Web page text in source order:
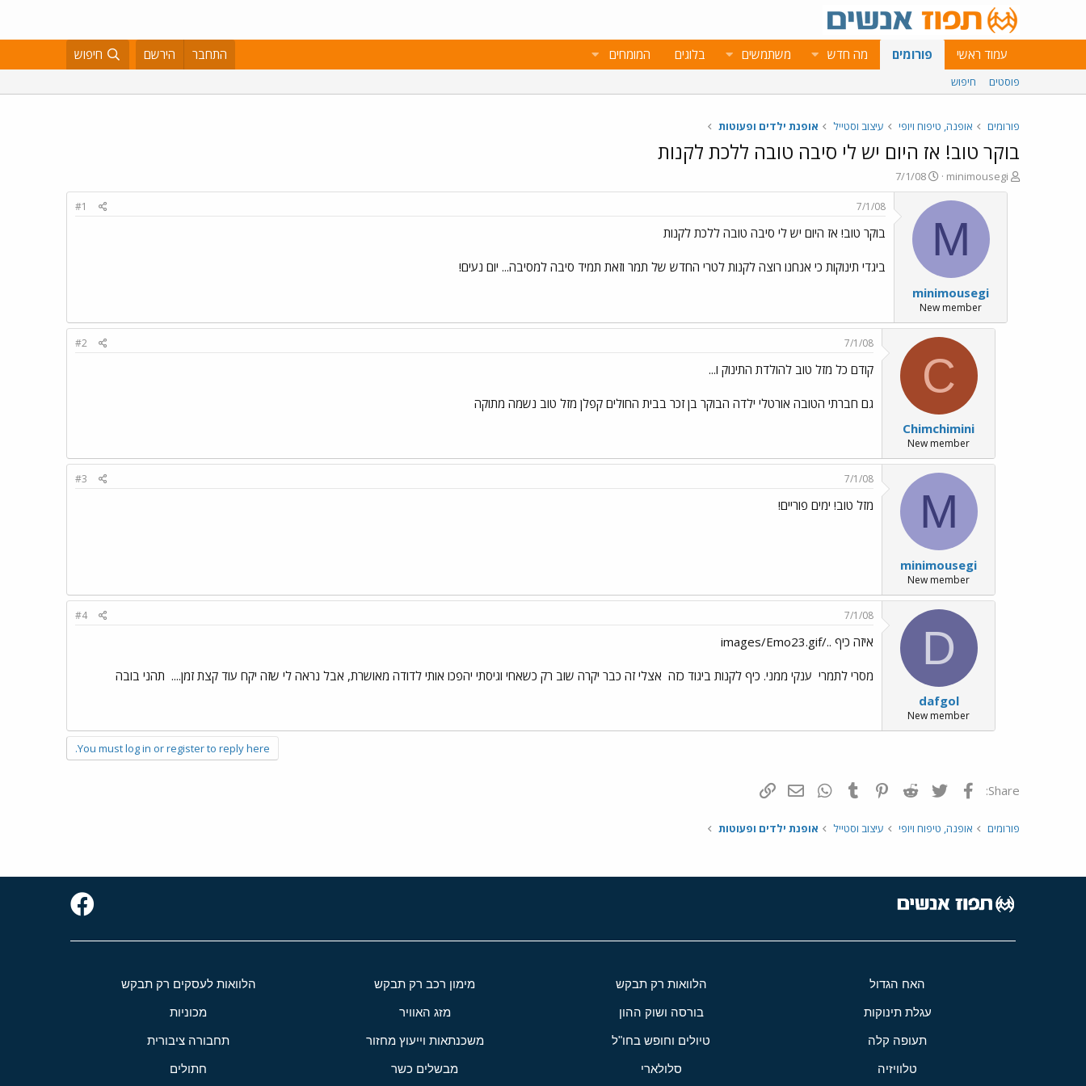
עמוד ראשי פורומים מה חדש משתמשים בלוגים המומחים התחבר הירשם חיפוש
פוסטים חיפוש
פורומים אופנה, טיפוח ויופי עיצוב וסטייל אופנת ילדים ופעוטות
בוקר טוב! אז היום יש לי סיבה טובה ללכת לקנות
פ
ו
minimousegi
פ
ו
ס
ת
ר
י
ך
7/1/08
M
minimousegi
New member
7/1/08
#1
בוקר טוב! אז היום יש לי סיבה טובה ללכת לקנות
ביגדי תינוקות כי אנחנו רוצה לקנות לטרי החדש של תמר וזאת תמיד סיבה למסיבה... יום נעים!
C
Chimchimini
New member
7/1/08
#2
קודם כל מזל טוב להולדת התינוק ו...
גם חברתי הטובה אורטלי ילדה הבוקר בן זכר בבית החולים קפלן מזל טוב נשמה מתוקה
M
minimousegi
New member
7/1/08
#3
מזל טוב! ימים פוריים!
D
dafgol
New member
7/1/08
#4
איזה כיף ../images/Emo23.gif
מסרי לתמרי ענקי ממני. כיף לקנות ביגוד כזה אצלי זה כבר יקרה שוב רק כשאחי וגיסתי יהפכו אותי לדודה מאושרת, אבל נראה לי שזה יקח עוד קצת זמן.... תהני בובה
You must log in or register to reply here.
Share: פייסבוק Twitter
Reddit
Pinterest
Tumblr
WhatsAppדואר אלקטרוני
פורומים אופנה, טיפוח ויופי עיצוב וסטייל אופנת ילדים ופעוטות
האח הגדול הלוואות רק תבקש מימון רכב רק תבקש הלוואות לעסקים רק תבקש
עגלת תינוקות בורסה ושוק ההון מזג האוויר מכוניות
תעופה קלה טיולים וחופש בחו"ל משכנתאות וייעוץ מחזור תחבורה ציבורית
טלוויזיה סלולארי מבשלים כשר חתולים